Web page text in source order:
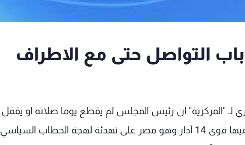
التواصل حتى مع الاطراف
"المركزية" ان رئيس المجلس لم يقطع يوما صلاته او يقفل
خطوط التواصل مع القوى السياسية كافة بمن فيها قوى 14 آذار وهو مصر على تهدئة لهجة الخطاب السياسي